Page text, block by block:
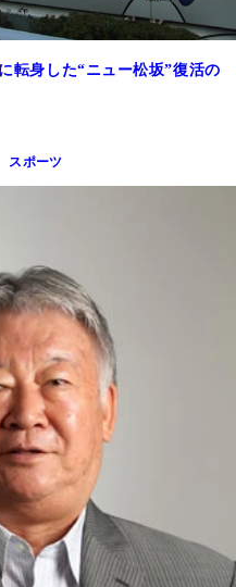
転身した“ニュー松坂”復活の
スポーツ